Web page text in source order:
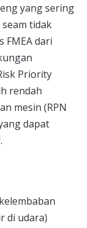
yang sering
tidak
FMEA dari
Priority
rendah
mesin (RPN
dapat
.
di udara)